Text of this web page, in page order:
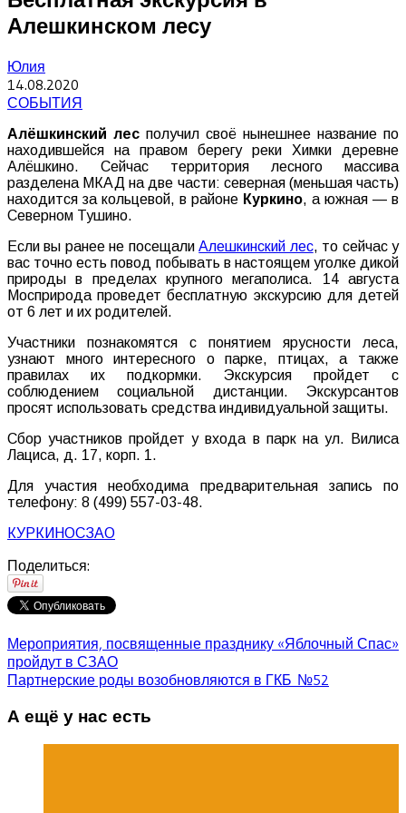
Алешкинском лесу
Юлия
14.08.2020
СОБЫТИЯ
Алёшкинский лес получил своё нынешнее название по
находившейся на правом берегу реки Химки деревне
Алёшкино. Сейчас территория лесного массива
разделена МКАД на две части: северная (меньшая часть)
находится за кольцевой, в районе Куркино, а южная — в
Северном Тушино.
Если вы ранее не посещалиАлешкинский лес, то сейчас у
вас точно есть повод побывать в настоящем уголке дикой
природы в пределах крупного мегаполиса. 14 августа
Мосприрода проведет бесплатную экскурсию для детей
от 6 лет и их родителей.
Участники познакомятся с понятием ярусности леса,
узнают много интересного о парке, птицах, а также
правилах их подкормки. Экскурсия пройдет с
соблюдением социальной дистанции. Экскурсантов
просят использовать средства индивидуальной защиты.
Сбор участников пройдет у входа в парк на ул. Вилиса
Лациса, д. 17, корп. 1.
Для участия необходима предварительная запись по
телефону: 8 (499) 557-03-48.
КУРКИНОСЗАО
Поделиться:
Мероприятия, посвященные празднику «Яблочный Спас»
пройдут в СЗАО
Партнерские роды возобновляются в ГКБ №52
А ещё у нас есть